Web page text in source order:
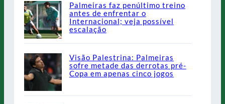
Palmeiras faz penúltimo treino
antes de enfrentar o
Internacional; veja possível
escalação
Visão Palestrina: Palmeiras
sofre metade das derrotas pré-
Copa em apenas cinco jogos